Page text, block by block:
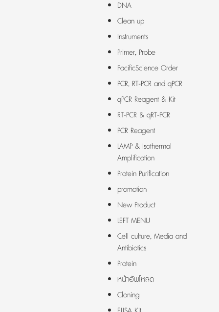
DNA
Clean up
Instruments
Primer, Probe
PacificScience Order
PCR, RT-PCR and qPCR
qPCR Reagent & Kit
RT-PCR & qRT-PCR
PCR Reagent
LAMP & Isothermal
Amplification
Protein Purification
promotion
New Product
LEFT MENU
Cell culture, Media and
Antibiotics
Protein
หน้าอัพโหลด
Cloning